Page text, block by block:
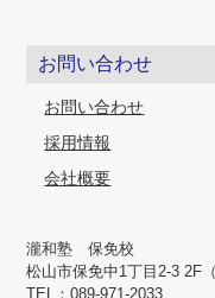
お問い合わせ
お問い合わせ
採用情報
会社概要
瀧和塾 保免校
松山市保免中1丁目2-3 2F
TEL：089-971-2033